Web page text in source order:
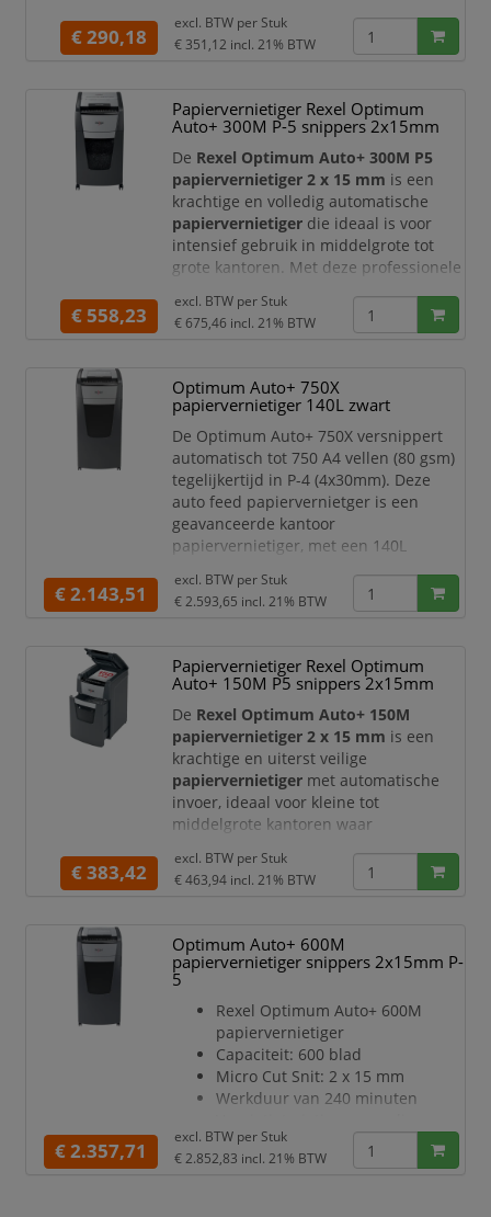
documenten snel, veilig en volledig
handsfree.
van eencross-cut snijtechniek (4 x 28
mm)en beschikt over een
veiligheidsniveau DIN P-4, wat zorgt
voor een betrouwbare bescherming
van gevo
€ 290,18
excl. BTW per Stuk
€ 351,12 incl. 21% BTW
Papiervernietiger Rexel Optimum
Auto+ 300M P-5 snippers 2x15mm
De Rexel Optimum Auto+ 300M P5
papiervernietiger 2 x 15 mm is een
krachtige en volledig automatische
papiervernietiger die ideaal is voor
intensief gebruik in middelgrote tot
grote kantoren. Met deze professionele
hoeveelheden vertrouwelijke
documenten snel, veilig en volledig
Deze papiervernietiger werkt met een
micro-cut snijtechniek (2 x 15 mm)
beschikt over eenveiligheidsniveau
DIN P-5, wat zorgt
€ 558,23
excl. BTW per Stuk
€ 675,46 incl. 21% BTW
Optimum Auto+ 750X
papiervernietiger 140L zwart
De Optimum Auto+ 750X versnippert
automatisch tot 750 A4 vellen (80 gsm)
tegelijkertijd in P-4 (4x30mm). Deze
auto feed papiervernietger is een
geavanceerde kantoor
papiervernietiger, met een 140L
papier handmatig in te voeren, of eerst
nietjes en paper clips te verwijderen,
doet al dit werk voor jou.
Kenmerken:
Automatische invoerfunctie voor
maximaal 750 A4 vel
€ 2.143,51
excl. BTW per Stuk
€ 2.593,65 incl. 21% BTW
Papiervernietiger Rexel Optimum
Auto+ 150M P5 snippers 2x15mm
De Rexel Optimum Auto+ 150M
papiervernietiger 2 x 15 mm is een
krachtige en uiterst veilige
papiervernietiger met automatische
invoer, ideaal voor kleine tot
middelgrote kantoren waar
verwerkt worden. Met deze shredder
vernietigt u documenten snel, efficiënt
Deze papiervernietiger maakt gebruik
van eenmicro-cut snijtechniek (2 x 15
mm)
veiligheidsniveau DIN P-5. H
€ 383,42
excl. BTW per Stuk
€ 463,94 incl. 21% BTW
Optimum Auto+ 600M
papiervernietiger snippers 2x15mm P-
5
Rexel Optimum Auto+ 600M
papiervernietiger
Capaciteit: 600 blad
Micro Cut Snit: 2 x 15 mm
Werkduur van 240 minuten
kredietkaarten
Beveiliging tegen vastlopen
€ 2.357,71
excl. BTW per Stuk
€ 2.852,83 incl. 21% BTW